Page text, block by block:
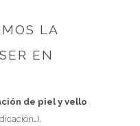
LA
EN
de piel y vello